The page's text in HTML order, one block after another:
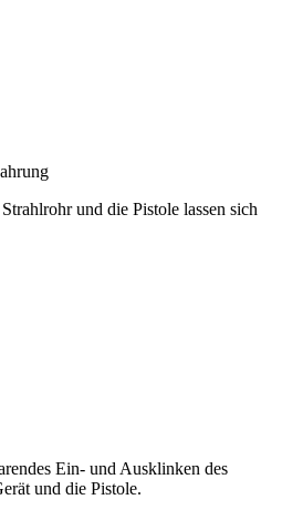
und die Pistole lassen sich
Ein- und Ausklinken des
und die Pistole.